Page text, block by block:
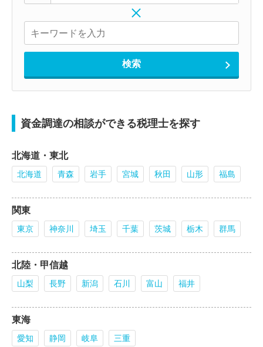
資金調達の相談ができる税理士を探す
北海道・東北
北海道 青森 岩手 宮城 秋田 山形 福島
関東
東京 神奈川 埼玉 千葉 茨城 栃木 群馬
北陸・甲信越
山梨 長野 新潟 石川 富山 福井
東海
愛知 静岡 岐阜 三重